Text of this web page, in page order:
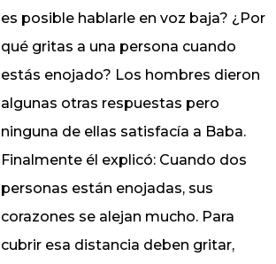
es posible hablarle en voz baja? ¿Por
qué gritas a una persona cuando
estás enojado? Los hombres dieron
algunas otras respuestas pero
ninguna de ellas satisfacía a Baba.
Finalmente él explicó: Cuando dos
personas están enojadas, sus
corazones se alejan mucho. Para
cubrir esa distancia deben gritar,